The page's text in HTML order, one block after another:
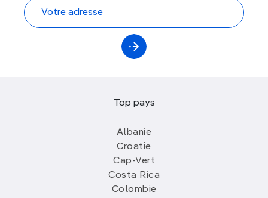
Top pays
Albanie
Croatie
Cap-Vert
Costa Rica
Colombie